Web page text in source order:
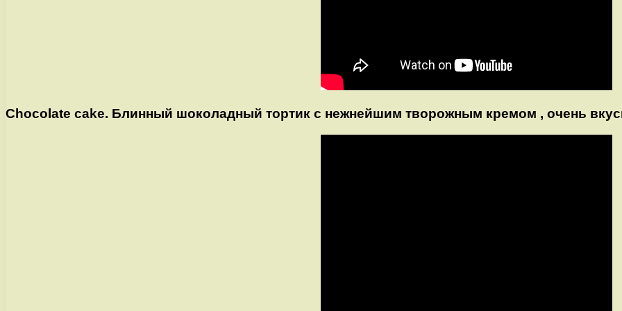
Chocolate cake. Блинный шоколадный тортик c нежнейшим творожным кремом , очень